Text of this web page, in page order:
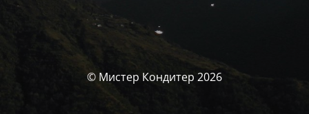
© Мистер Кондитер 2026